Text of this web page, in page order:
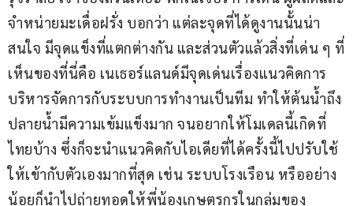
จำหน่ายมะเดื่อฝรั่ง บอกว่า แต่ละจุดที่ได้ดูงานนั้นน่า
สนใจ มีจุดแข็งที่แตกต่างกัน และส่วนตัวแล้วสิ่งที่เด่น ๆ ที่
เห็นของที่นี่คือ เนเธอร์แลนด์มีจุดเด่นเรื่องแนวคิดการ
บริหารจัดการกับระบบการทำงานเป็นทีม ทำให้ต้นน้ำถึง
ปลายน้ำมีความเข้มแข็งมาก จนอยากให้โมเดลนี้เกิดที่
ไทยบ้าง ซึ่งก็จะนำแนวคิดกับไอเดียที่ได้ครั้งนี้ไปปรับใช้
ให้เข้ากับตัวเองมากที่สุด เช่น ระบบโรงเรือน หรืออย่าง
น้อยก็นำไปถ่ายทอดให้พี่น้องเกษตรกรในกลุ่มของ